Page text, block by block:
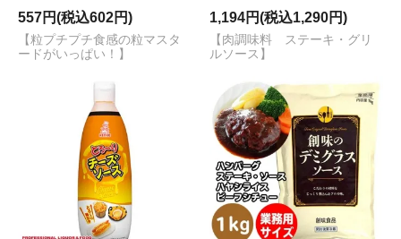
557円(税込602円)
【粒プチプチ食感の粒マスタ
ードがいっぱい！】
1,194円(税込1,290円)
【肉調味料 ステーキ・グリ
ルソース】